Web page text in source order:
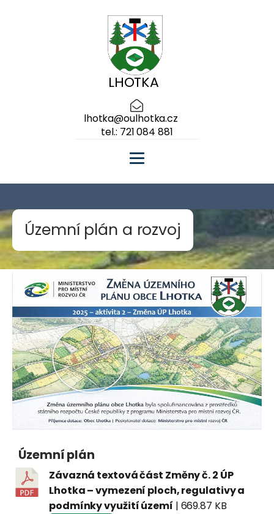
LHOTKA
lhotka@oulhotka.cz
tel.: 721 084 881
Územní plán a rozvoj
Územní plán
Závazná textová část Změny č. 2 ÚP
Lhotka – vymezení ploch, regulativy a
podmínky využití území | 669.87 KB